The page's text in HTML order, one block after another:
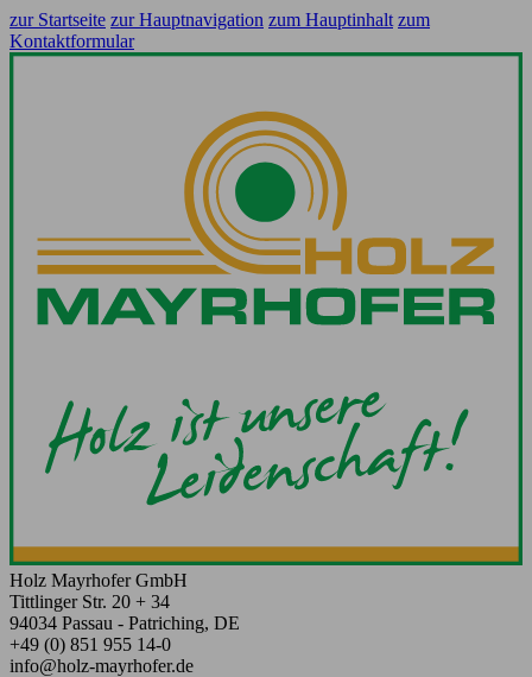
zur Startseite zur Hauptnavigation zum Hauptinhalt zum
Kontaktformular
Holz Mayrhofer GmbH
Tittlinger Str. 20 + 34
94034 Passau - Patriching, DE
+49 (0) 851 955 14-0
info@holz-mayrhofer.de